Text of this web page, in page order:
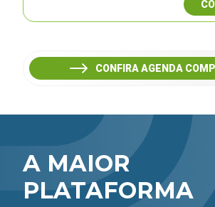
CONFIRA AGENDA
A MAIOR
PLATAFORMA